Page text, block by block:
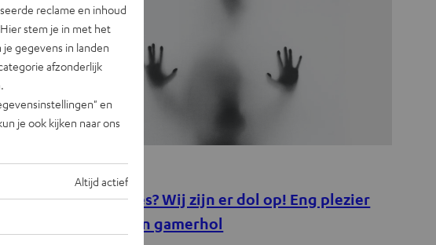
van je
Horrorgames? Wij zijn er dol op! Eng plezier
voor je eigen gamerhol
reclame en inhoud
stem je in met het
gegevens in landen
afzonderlijk
en
je ook kijken naar ons
Altijd actief